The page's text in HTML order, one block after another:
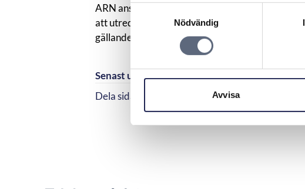
Samtyckesval
Nödvändig
Avvisa
ARN ansåg inte att konsumenten lyckats bevisa
att utredningen tydde på att konsumenten ringt
gällande.
Senast uppdaterad:2026-04-27
Dela sidan